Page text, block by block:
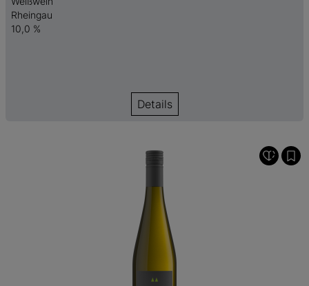
Rheingau
10,0 %
Details